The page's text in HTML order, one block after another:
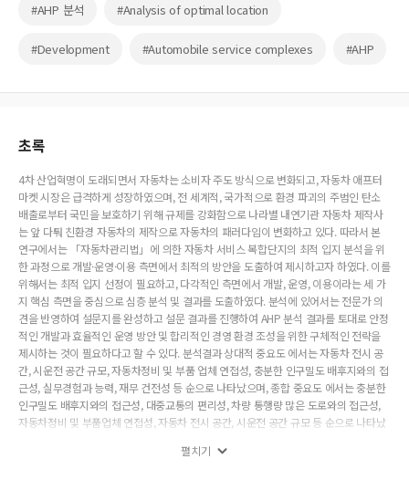
#AHP 분석 #Analysis of optimal location
#Development #Automobile service complexes #AHP
초록
4차 산업혁명이 도래되면서 자동차는 소비자 주도 방식으로 변화되고, 자동차 애프터
마켓 시장은 급격하게 성장하였으며, 전 세계적, 국가적으로 환경 파괴의 주범인 탄소
배출로부터 국민을 보호하기 위해 규제를 강화함으로 나라별 내연기관 자동차 제작사
는 앞 다퉈 친환경 자동차의 제작으로 자동차의 패러다임이 변화하고 있다. 따라서 본
연구에서는 「자동차관리법」에 의한 자동차 서비스 복합단지의 최적 입지 분석을 위
한 과정으로 개발·운영·이용 측면에서 최적의 방안을 도출하여 제시하고자 하였다. 이를
위해서는 최적 입지 선정이 필요하고, 다각적인 측면에서 개발, 운영, 이용이라는 세 가
지 핵심 측면을 중심으로 심층 분석 및 결과를 도출하였다. 분석에 있어서는 전문가 의
견을 반영하여 설문지를 완성하고 설문 결과를 진행하여 AHP 분석 결과를 토대로 안정
적인 개발과 효율적인 운영 방안 및 합리적인 경영 환경 조성을 위한 구체적인 전략을
제시하는 것이 필요하다고 할 수 있다. 분석결과 상대적 중요도 에서는 자동차 전시 공
간, 시운전 공간 규모, 자동차정비 및 부품 업체 연접성, 충분한 인구밀도 배후지와의 접
근성, 실무경험과 능력, 재무 건전성 등 순으로 나타났으며, 종합 중요도 에서는 충분한
인구밀도 배후지와의 접근성, 대중교통의 편리성, 차량 통행량 많은 도로와의 접근성,
자동차정비 및 부품업체 연접성, 자동차 전시 공간, 시운전 공간 규모 등 순으로 나타났
펼치기